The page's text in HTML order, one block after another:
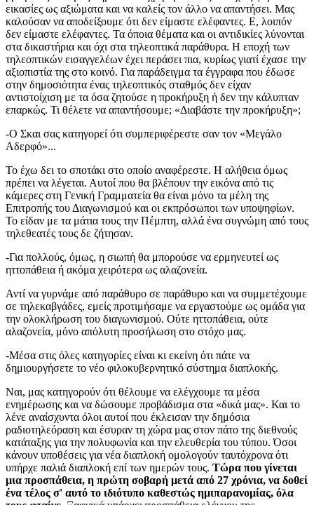
εικασίες ως αξιώματα και να καλείς τον άλλο να απαντήσει. Μας
καλούσαν να αποδείξουμε ότι δεν είμαστε ελέφαντες. Ε, λοιπόν
δεν είμαστε ελέφαντες. Τα όποια θέματα και οι αντιδικίες λύνονται
στα δικαστήρια και όχι στα τηλεοπτικά παράθυρα. Η εποχή των
τηλεοπτικών εισαγγελέων έχει περάσει πια, κυρίως γιατί έχασε την
αξιοπιστία της στο κοινό. Για παράδειγμα τα έγγραφα που έδωσε
στην δημοσιότητα ένας τηλεοπτικός σταθμός δεν είχαν
αντιστοίχιση με τα όσα ζητούσε η προκήρυξη ή δεν την κάλυπταν
επαρκώς. Τι θέλετε να απαντήσουμε; «Διαβάστε την προκήρυξη»;
-Ο Σκαι σας κατηγορεί ότι συμπεριφέρεστε σαν τον «Μεγάλο
Αδερφό»...
Το έχω δει το σποτάκι στο οποίο αναφέρεστε. Η αλήθεια όμως
πρέπει να λέγεται. Αυτοί που θα βλέπουν την εικόνα από τις
κάμερες στη Γενική Γραμματεία θα είναι μόνο τα μέλη της
Επιτροπής του Διαγωνισμού και οι εκπρόσωποι των υποψηφίων.
Το είδαν με τα μάτια τους την Πέμπτη, αλλά ένα συγνώμη από τους
τηλεθεατές τους δε ζήτησαν.
-Για πολλούς, όμως, η σιωπή θα μπορούσε να ερμηνευτεί ως
ηττοπάθεια ή ακόμα χειρότερα ως αλαζονεία.
Αντί να γυρνάμε από παράθυρο σε παράθυρο και να συμμετέχουμε
σε τηλεκαβγάδες, εμείς προτιμήσαμε να εργαστούμε ως ομάδα για
την ολοκλήρωση του διαγωνισμού. Ούτε ηττοπάθεια, ούτε
αλαζονεία, μόνο απόλυτη προσήλωση στο στόχο μας.
-Μέσα στις όλες κατηγορίες είναι κι εκείνη ότι πάτε να
δημιουργήσετε το νέο φιλοκυβερνητικό σύστημα διαπλοκής.
Ναι, μας κατηγορούν ότι θέλουμε να ελέγχουμε τα μέσα
ενημέρωσης και να δώσουμε προβάδισμα στα «δικά μας». Και το
λένε αναίσχυντα όλοι αυτοί που έκλεισαν την δημόσια
ραδιοτηλεόραση και έσυραν τη χώρα μας στον πάτο της διεθνούς
κατάταξης για την πολυφωνία και την ελευθερία του τύπου. Όσοι
κάνουν υποθέσεις για νέα διαπλοκή ομολογούν ταυτόχρονα ότι
υπήρχε παλιά διαπλοκή επί των ημερών τους. Τώρα που γίνεται
μια προσπάθεια, η πρώτη σοβαρή μετά από 27 χρόνια, να δοθεί
ένα τέλος σ' αυτό το ιδιότυπο καθεστώς ημιπαρανομίας, όλα